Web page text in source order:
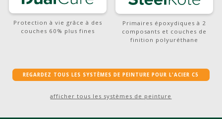
Protection à vie grâce à des
couches 60% plus fines
Primaires époxydiques à 2
composants et couches de
finition polyuréthane
REGARDEZ TOUS LES SYSTÈMES DE PEINTURE POUR L'ACIER C5
afficher tous les systèmes de peinture